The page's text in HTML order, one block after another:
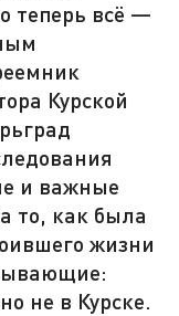
теперь всё —
Курской
и важные
то, как была
жизни
не в Курске.